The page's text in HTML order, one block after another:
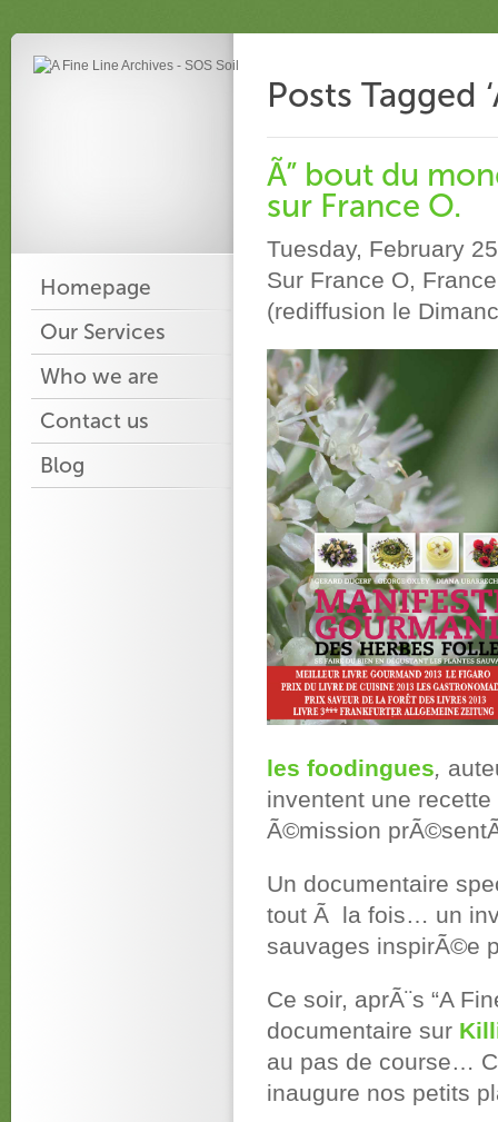
Homepage
Our Services
Who we are
Contact us
Blog
Posts Tagged
Ã” bout du
sur France O.
Tuesday, February
Sur France O,
(rediffusion le
les foodingues,
inventent une
Ã©mission
Un documentaire
tout Ã la fois… un
sauvages inspirÃ©e
Ce soir, aprÃ¨s “A
documentaire sur
au pas de course…
inaugure nos petits